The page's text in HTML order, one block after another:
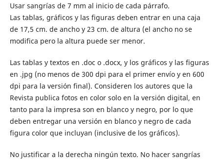
Usar sangrías de 7 mm al inicio de cada párrafo.
Las tablas, gráficos y las figuras deben entrar en una caja
de 17,5 cm. de ancho y 23 cm. de altura (el ancho no se
modifica pero la altura puede ser menor.
Las tablas y textos en .doc o .docx, y los gráficos y las figuras
en .jpg (no menos de 300 dpi para el primer envío y en 600
dpi para la versión final). Consideren los autores que la
Revista publica fotos en color solo en la versión digital, en
tanto para la impresa son en blanco y negro, por lo que
deben entregar una versión en blanco y negro de cada
figura color que incluyan (inclusive de los gráficos).
No justificar a la derecha ningún texto. No hacer sangrías